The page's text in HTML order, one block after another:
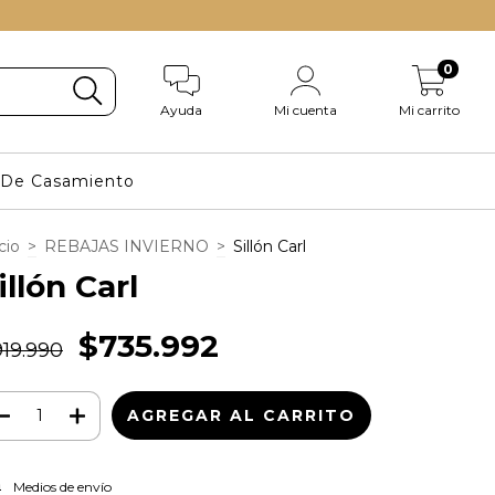
Ayuda Mi cuenta Mi carrito
0
Casamiento
> REBAJAS INVIERNO > Sillón Carl
Carl
$735.992
para el CP:
Medios de envío